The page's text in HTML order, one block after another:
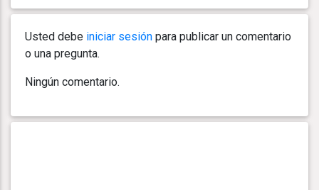
Usted debe iniciar sesión para publicar un comentario
o una pregunta.
Ningún comentario.